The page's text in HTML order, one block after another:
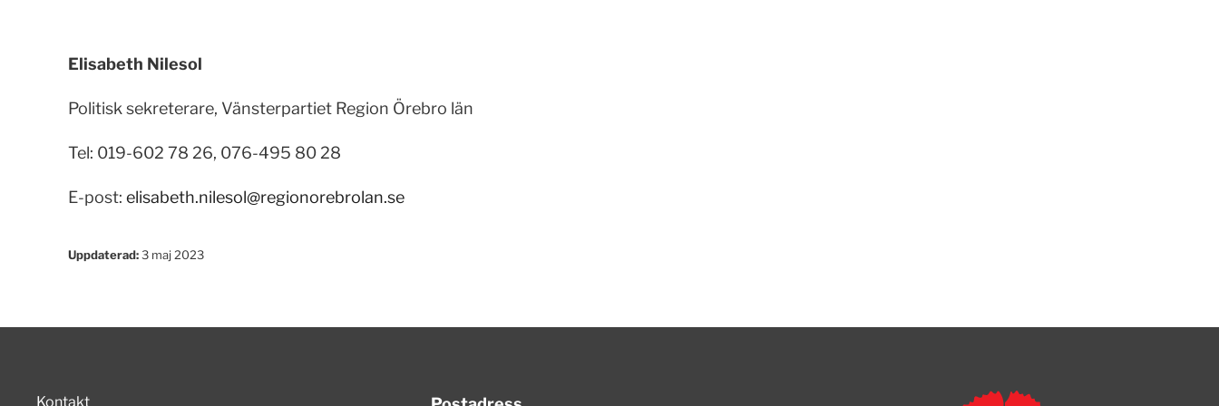
Elisabeth Nilesol
Politisk sekreterare, Vänsterpartiet Region Örebro län
Tel: 019-602 78 26, 076-495 80 28
E-post: elisabeth.nilesol@regionorebrolan.se
Uppdaterad:3 maj 2023
Kontakt